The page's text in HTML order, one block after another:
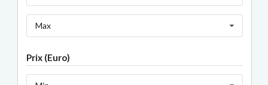
Max
Prix (Euro)